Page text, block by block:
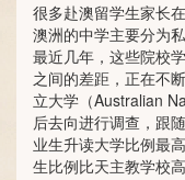
很多赴澳留学生家长
澳洲的中学主要分为
最近几年，这些院校
之间的差距，正在不
立大学（Australian
后去向进行调查，跟
业生升读大学比例最
生比例比天主教学校